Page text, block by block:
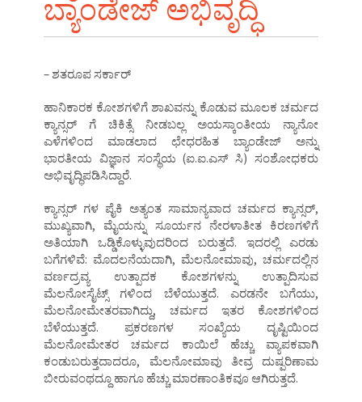
ಬ್ಯಾಂಡೇಜ್ ಅಭಿವೃದ್ಧಿ
– ಶತರೂಪ ಸರ್ಕಾರ್
ಹಾನಿಕಾರಕ ಕೋಶಗಳಿಗೆ ಶಾಖವನ್ನು ಕೊಡುವ ಮೂಲಕ ಚರ್ಮದ
ಕ್ಯಾನ್ಸರ್ ಗೆ ಚಿಕಿತ್ಸೆ ನೀಡಬಲ್ಲ ಅಯಸ್ಕಾಂತೀಯ ನ್ಯಾನೋ
ಎಳೆಗಳಿಂದ ಮಾಡಲಾದ ಛೇಧರಹಿತ ಬ್ಯಾಂಡೇಜ್ ಅನ್ನು
ಭಾರತೀಯ ವಿಜ್ಞಾನ ಸಂಸ್ಥೆಯ (ಐ.ಐ.ಎಸ್ ಸಿ) ಸಂಶೋಧಕರು
ಅಭಿವೃದ್ಧಿಪಡಿಸಿದ್ದಾರೆ.
ಕ್ಯಾನ್ಸರ್ ಗಳ ಪೈಕಿ ಅತ್ಯಂತ ಸಾಮಾನ್ಯವಾದ ಚರ್ಮದ ಕ್ಯಾನ್ಸರ್,
ಮುಖ್ಯವಾಗಿ, ಮೈಯನ್ನು ಸೂರ್ಯನ ನೇರಳಾತೀತ ಕಿರಣಗಳಿಗೆ
ಅತಿಯಾಗಿ ಒಡ್ಡಿಕೊಳ್ಳುವುದರಿಂದ ಬರುತ್ತದೆ. ಇದರಲ್ಲಿ ಎರಡು
ಬಗೆಗಳಿವೆ: ಮೊದಲನೆಯದಾಗಿ, ಮೆಲನೋಮಾವು, ಚರ್ಮದಲ್ಲಿನ
ವರ್ಣದ್ರವ್ಯ ಉತ್ಪಾದಕ ಕೋಶಗಳನ್ನು ಉತ್ಪಾದಿಸುವ
ಮೆಲನೋಸೈಟ್ಸ್ ಗಳಿಂದ ಬೆಳೆಯುತ್ತದೆ. ಎರಡನೇ ಬಗೆಯು,
ಮೆಲನೋಮೇತರವಾಗಿದ್ದು, ಚರ್ಮದ ಇತರ ಕೋಶಗಳಿಂದ
ಬೆಳೆಯುತ್ತದೆ. ಪ್ರಕರಣಗಳ ಸಂಖ್ಯೆಯ ದೃಷ್ಟಿಯಿಂದ
ಮೆಲನೋಮೇತರ ಚರ್ಮದ ಕಾಯಿಲೆ ಹೆಚ್ಚು ವ್ಯಾಪಕವಾಗಿ
ಕಂಡುಬರುತ್ತದಾದರೂ, ಮೆಲನೋಮಾವು ತೀವ್ರ ದುಷ್ಪರಿಣಾಮ
ಬೀರುವಂಥದ್ದೂ ಹಾಗೂ ಹೆಚ್ಚು ಮಾರಣಾಂತಿಕವೂ ಆಗಿರುತ್ತದೆ.